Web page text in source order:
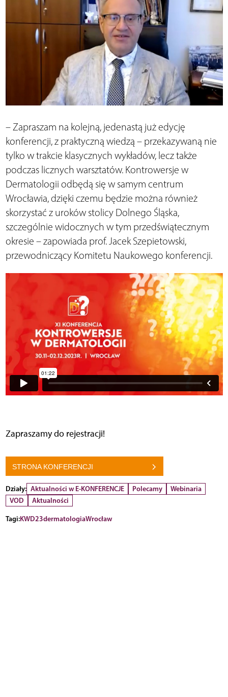
– Zapraszam na kolejną, jedenastą już edycję
konferencji, z praktyczną wiedzą – przekazywaną nie
tylko w trakcie klasycznych wykładów, lecz także
podczas licznych warsztatów. Kontrowersje w
Dermatologii odbędą się w samym centrum
Wrocławia, dzięki czemu będzie można również
skorzystać z uroków stolicy Dolnego Śląska,
szczególnie widocznych w tym przedświątecznym
okresie – zapowiada prof. Jacek Szepietowski,
przewodniczący Komitetu Naukowego konferencji.
Zapraszamy do rejestracji!
STRONA KONFERENCJI
Działy: Aktualności w E-KONFERENCJE Polecamy
Webinaria
VOD
Aktualności
Tagi:KWD23dermatologiaWrocław